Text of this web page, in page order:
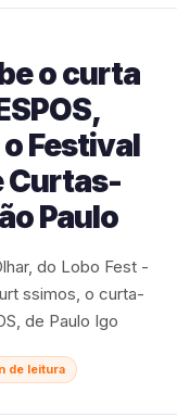
o curta
Festival
Curtas-
Paulo
do Lobo Fest -
ssimos, o curta-
de Paulo Igo
de leitura